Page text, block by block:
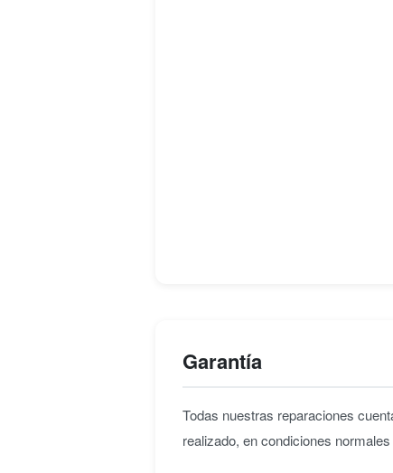
Garantía
Todas nuestras reparaciones
realizado, en condiciones